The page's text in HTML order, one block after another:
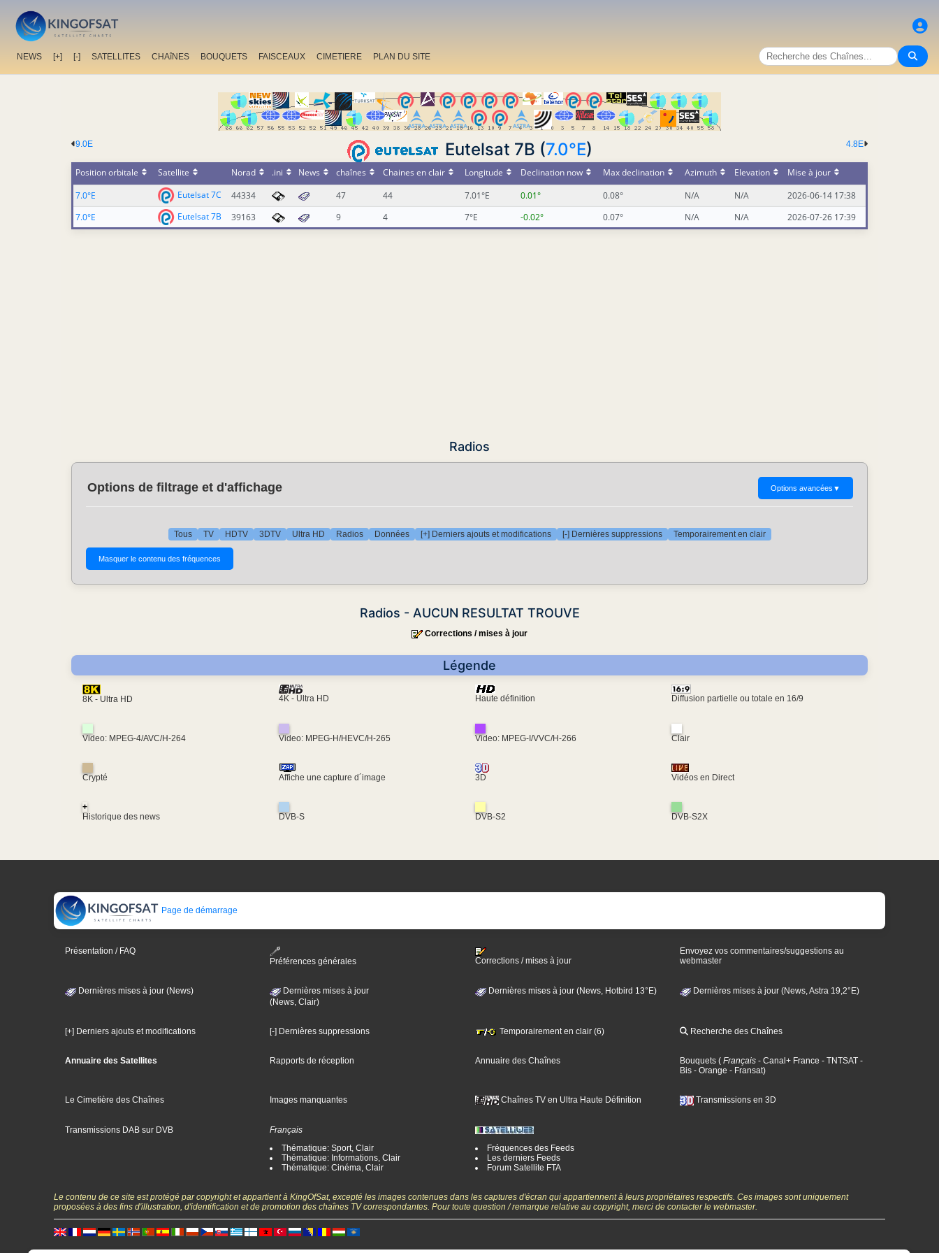
NEWS [+] [-] SATELLITES CHAîNES BOUQUETS FAISCEAUX CIMETIERE PLAN DU SITE
4.8E
9.0E Eutelsat 7B (7.0°E)
Position orbitale Satellite Norad .ini News chaînes Chaines en clair Longitude Declination now Max declination Azimuth Elevation
Mise à jour
7.0°E
Eutelsat 7C 44334 47 44 7.01°E 0.01° 0.08° N/A N/A
2026-06-14 17:38
7.0°E
Eutelsat 7B 39163 9 4 7°E -0.02° 0.07° N/A N/A 2026-07-26 17:39
Radios
Options de filtrage et d'affichage Options avancées ▼
Tous TV HDTV 3DTV Ultra HD Radios Données [+] Derniers ajouts et modifications [-] Dernières suppressions Temporairement en clair
Radios - AUCUN RESULTAT TROUVE
Corrections / mises à jour
Légende
8K - Ultra HD 4K - Ultra HD Haute définition Diffusion partielle ou totale en 16/9
Video: MPEG-4/AVC/H-264 Video: MPEG-H/HEVC/H-265 Video: MPEG-I/VVC/H-266 Clair
Crypté Affiche une capture d´image 3D Vidéos en Direct
+
Historique des news
DVB-S DVB-S2 DVB-S2X
Page de démarrage
Présentation / FAQ
Préférences générales
Corrections / mises à jour
Envoyez vos commentaires/suggestions au
webmaster
Dernières mises à jour (News)
Dernières mises à jour
(News, Clair)
Dernières mises à jour (News, Hotbird 13°E) Dernières mises à jour (News, Astra 19,2°E)
[+] Derniers ajouts et modifications [-] Dernières suppressions Temporairement en clair (6) Recherche des Chaînes
Annuaire des Satellites Rapports de réception Annuaire des Chaînes Bouquets ( Français - Canal+ France - TNTSAT -
Bis - Orange - Fransat)
Le Cimetière des Chaînes Images manquantes Chaînes TV en Ultra Haute Définition Transmissions en 3D
Transmissions DAB sur DVB
Français
Thématique: Sport, Clair
Thématique: Informations, Clair
Thématique: Cinéma, Clair
Fréquences des Feeds
Les derniers Feeds
Forum Satellite FTA
Le contenu de ce site est protégé par copyright et appartient à KingOfSat, excepté les images contenues dans les captures d'écran qui appartiennent à leurs propriétaires respectifs. Ces images sont uniquement
proposées à des fins d'illustration, d'identification et de promotion des chaînes TV correspondantes. Pour toute question / remarque relative au copyright, merci de contacter le webmaster.